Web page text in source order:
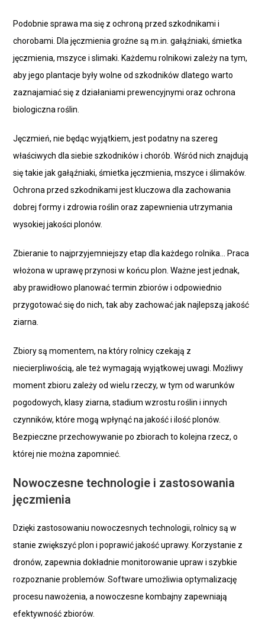
Podobnie sprawa ma się z ochroną przed szkodnikami i
chorobami. Dla jęczmienia groźne są m.in. gałąźniaki, śmietka
jęczmienia, mszyce i slimaki. Każdemu rolnikowi zależy na tym,
aby jego plantacje były wolne od szkodników dlatego warto
zaznajamiać się z działaniami prewencyjnymi oraz ochrona
biologiczna roślin.
Jęczmień, nie będąc wyjątkiem, jest podatny na szereg
właściwych dla siebie szkodników i chorób. Wśród nich znajdują
się takie jak gałąźniaki, śmietka jęczmienia, mszyce i ślimaków.
Ochrona przed szkodnikami jest kluczowa dla zachowania
dobrej formy i zdrowia roślin oraz zapewnienia utrzymania
wysokiej jakości plonów.
Zbieranie to najprzyjemniejszy etap dla każdego rolnika… Praca
włożona w uprawę przynosi w końcu plon. Ważne jest jednak,
aby prawidłowo planować termin zbiorów i odpowiednio
przygotować się do nich, tak aby zachować jak najlepszą jakość
ziarna.
Zbiory są momentem, na który rolnicy czekają z
niecierpliwością, ale też wymagają wyjątkowej uwagi. Możliwy
moment zbioru zależy od wielu rzeczy, w tym od warunków
pogodowych, klasy ziarna, stadium wzrostu roślin i innych
czynników, które mogą wpłynąć na jakość i ilość plonów.
Bezpieczne przechowywanie po zbiorach to kolejna rzecz, o
której nie można zapomnieć.
Nowoczesne technologie i zastosowania
jęczmienia
Dzięki zastosowaniu nowoczesnych technologii, rolnicy są w
stanie zwiększyć plon i poprawić jakość uprawy. Korzystanie z
dronów, zapewnia dokładnie monitorowanie upraw i szybkie
rozpoznanie problemów. Software umożliwia optymalizację
procesu nawożenia, a nowoczesne kombajny zapewniają
efektywność zbiorów.